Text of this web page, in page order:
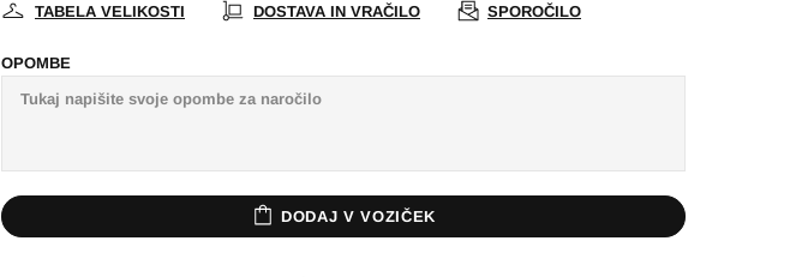
TABELA VELIKOSTI DOSTAVA IN VRAČILO SPOROČILO
OPOMBE
DODAJ V VOZIČEK